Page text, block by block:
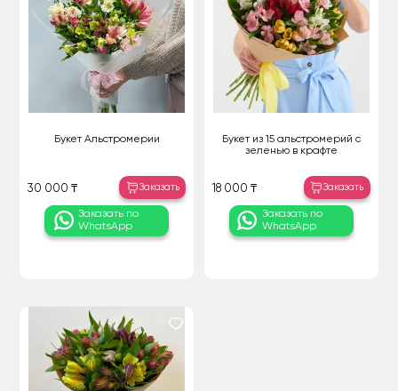
Букет Альстромерии
30 000 ₸ Заказать
Заказать по
WhatsApp
Букет из 15 альстромерий с
зеленью в крафте
18 000 ₸ Заказать
Заказать по
WhatsApp